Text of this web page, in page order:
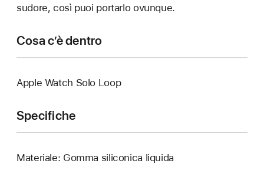
sudore, così puoi portarlo ovunque.
Cosa c’è dentro
Apple Watch Solo Loop
Specifiche
Materiale: Gomma siliconica liquida